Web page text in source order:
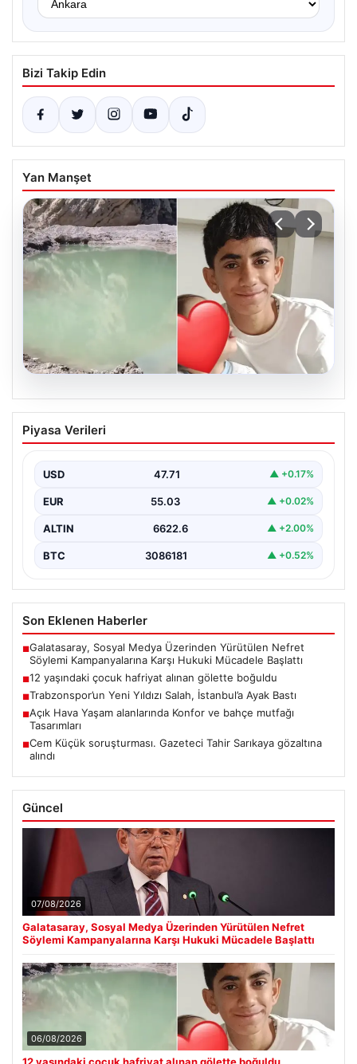
Bizi Takip Edin
Yan Manşet
12 yaşındaki çocuk hafriyat alınan
gölette boğuldu
Boğuldu”, “content”: “ Erzurum’un Oltu ilçesinde
gerçekleşen…
Piyasa Verileri
USD 47.71 ▲ +0.17%
EUR 55.03 ▲ +0.02%
ALTIN 6622.6 ▲ +2.00%
BTC 3086181 ▲ +0.52%
Son Eklenen Haberler
■Galatasaray, Sosyal Medya Üzerinden Yürütülen Nefret
Söylemi Kampanyalarına Karşı Hukuki Mücadele Başlattı
■12 yaşındaki çocuk hafriyat alınan gölette boğuldu
■Trabzonspor’un Yeni Yıldızı Salah, İstanbul’a Ayak Bastı
■Açık Hava Yaşam alanlarında Konfor ve bahçe mutfağı
Tasarımları
■Cem Küçük soruşturması. Gazeteci Tahir Sarıkaya gözaltına
alındı
Güncel
07/08/2026
Galatasaray, Sosyal Medya Üzerinden Yürütülen Nefret
Söylemi Kampanyalarına Karşı Hukuki Mücadele Başlattı
06/08/2026
12 yaşındaki çocuk hafriyat alınan gölette boğuldu